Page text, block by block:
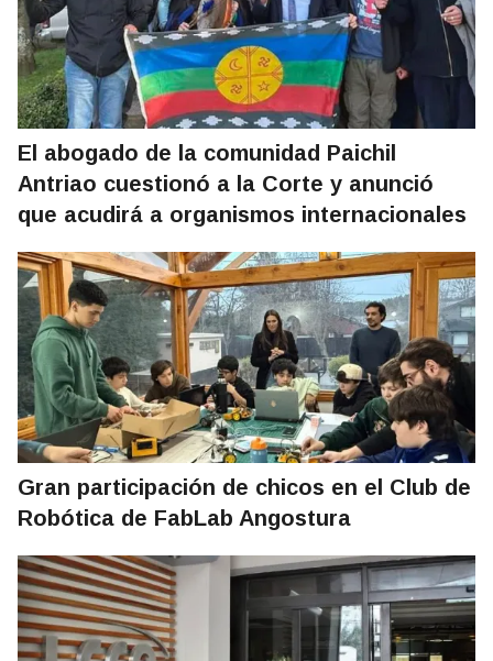
El abogado de la comunidad Paichil
Antriao cuestionó a la Corte y anunció
que acudirá a organismos internacionales
Gran participación de chicos en el Club de
Robótica de FabLab Angostura